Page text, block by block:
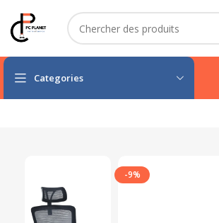
Categories
-9%